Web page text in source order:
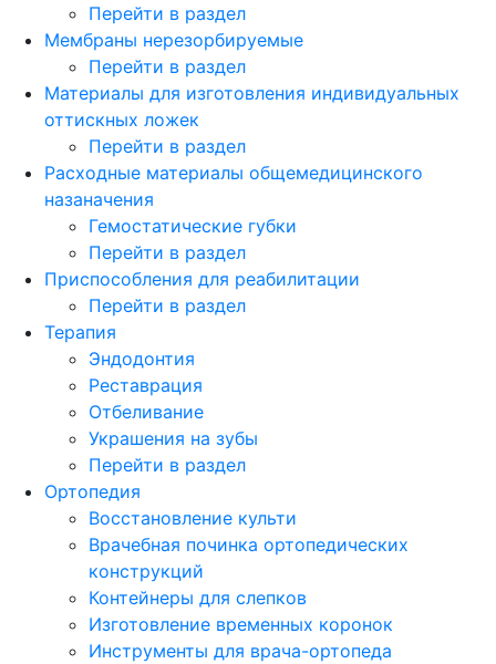
Перейти в раздел
Мембраны нерезорбируемые
Перейти в раздел
Материалы для изготовления индивидуальных
оттискных ложек
Перейти в раздел
Расходные материалы общемедицинского
назаначения
Гемостатические губки
Перейти в раздел
Приспособления для реабилитации
Перейти в раздел
Терапия
Эндодонтия
Реставрация
Отбеливание
Украшения на зубы
Перейти в раздел
Ортопедия
Восстановление культи
Врачебная починка ортопедических
конструкций
Контейнеры для слепков
Изготовление временных коронок
Инструменты для врача-ортопеда